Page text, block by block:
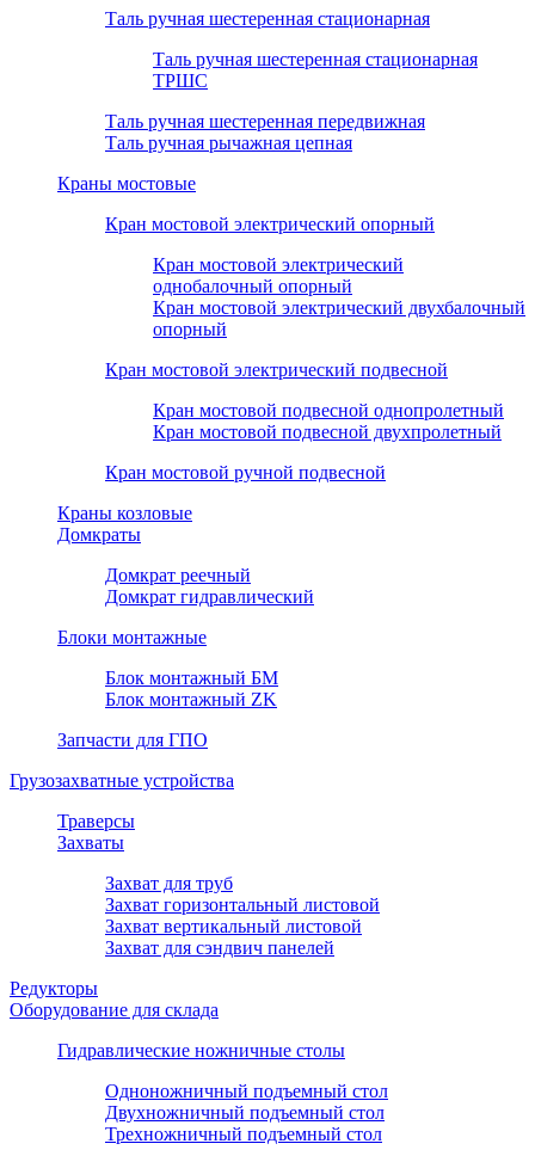
Таль ручная шестеренная стационарная
Таль ручная шестеренная стационарная
ТРШС
Таль ручная шестеренная передвижная
Таль ручная рычажная цепная
Краны мостовые
Кран мостовой электрический опорный
Кран мостовой электрический
однобалочный опорный
Кран мостовой электрический двухбалочный
опорный
Кран мостовой электрический подвесной
Кран мостовой подвесной однопролетный
Кран мостовой подвесной двухпролетный
Кран мостовой ручной подвесной
Краны козловые
Домкраты
Домкрат реечный
Домкрат гидравлический
Блоки монтажные
Блок монтажный БМ
Блок монтажный ZK
Запчасти для ГПО
Грузозахватные устройства
Траверсы
Захваты
Захват для труб
Захват горизонтальный листовой
Захват вертикальный листовой
Захват для сэндвич панелей
Редукторы
Оборудование для склада
Гидравлические ножничные столы
Одноножничный подъемный стол
Двухножничный подъемный стол
Трехножничный подъемный стол